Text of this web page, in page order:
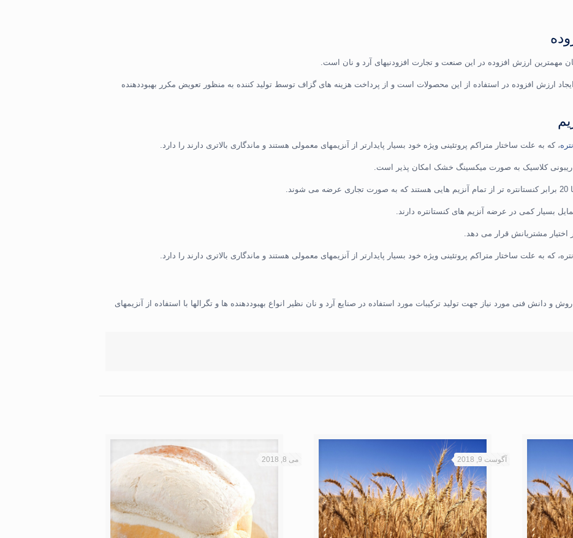
مهمترین ارزش افزوده در این صنعت و تجارت افزودنیهای آرد و نان است.
ارزش افزوده در استفاده از این محصولات است و از پرداخت هزینه های گزاف توسط تولید کننده به منظور تعویض مکرر بهبوددهنده
، که به علت ساختار متراکم پروتئینی ویژه خود بسیار پایدارتر از آنزیمهای معمولی هستند و ماندگاری بالاتری دارند را دارد.
ریبونی کلاسیک به صورت میکسینگ خشک امکان پذیر است.
بسیار کمی در عرضه آنزیم های کنستانتره دارند.
اختیار مشتریانش قرار می دهد.
که به علت ساختار متراکم پروتئینی ویژه خود بسیار پایدارتر از آنزیمهای معمولی هستند و ماندگاری بالاتری دارند را دارد.
و دانش فنی مورد نیاز جهت تولید ترکیبات مورد استفاده در صنایع آرد و نان نظیر انواع بهبوددهنده ها و تگرالها با استفاده از آنزیمهای
آگوست 9, 2018 می 8, 2018